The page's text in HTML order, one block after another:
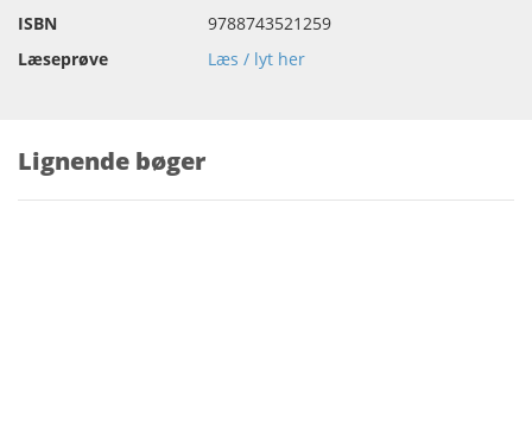
ISBN
9788743521259
Læseprøve
Læs / lyt her
Lignende bøger